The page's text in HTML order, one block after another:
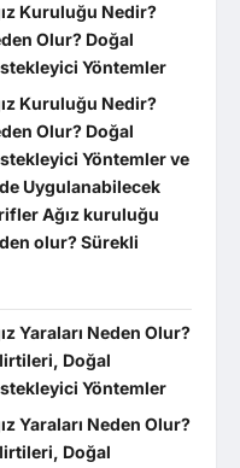
Kuruluğu Nedir?
Olur? Doğal
Yöntemler
Kuruluğu Nedir?
Olur? Doğal
Yöntemler ve
Uygulanabilecek
Ağız kuruluğu
olur? Sürekli
Yaraları Neden Olur?
Doğal
Yöntemler
Yaraları Neden Olur?
Doğal